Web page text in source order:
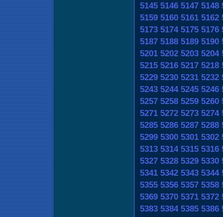
5145 5146 5147 5148
5159 5160 5161 5162
5173 5174 5175 5176
5187 5188 5189 5190
5201 5202 5203 5204
5215 5216 5217 5218
5229 5230 5231 5232
5243 5244 5245 5246
5257 5258 5259 5260
5271 5272 5273 5274
5285 5286 5287 5288
5299 5300 5301 5302
5313 5314 5315 5316
5327 5328 5329 5330
5341 5342 5343 5344
5355 5356 5357 5358
5369 5370 5371 5372
5383 5384 5385 5386